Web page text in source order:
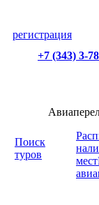
регистрация
+7 (343) 3-
Поиск
туров
мест